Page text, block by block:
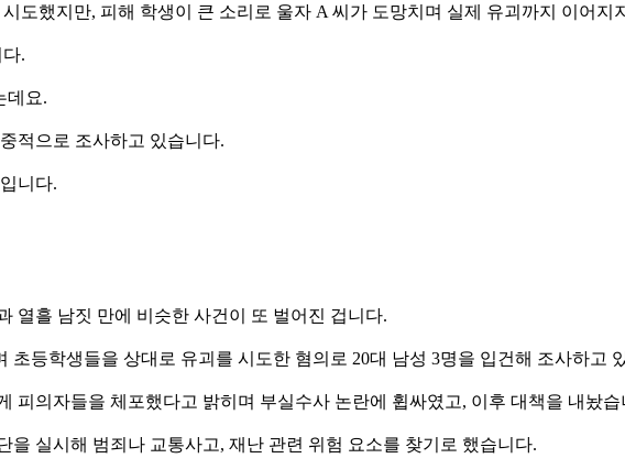
도했지만, 피해 학생이 큰 소리로 울자 A 씨가 도망치며 실제 유괴까지 이어지
.
데요.
적으로 조사하고 있습니다.
니다.
열흘 남짓 만에 비슷한 사건이 또 벌어진 겁니다.
등학생들을 상대로 유괴를 시도한 혐의로 20대 남성 3명을 입건해 조사하고
피의자들을 체포했다고 밝히며 부실수사 논란에 휩싸였고, 이후 대책을 내놨습
실시해 범죄나 교통사고, 재난 관련 위험 요소를 찾기로 했습니다.